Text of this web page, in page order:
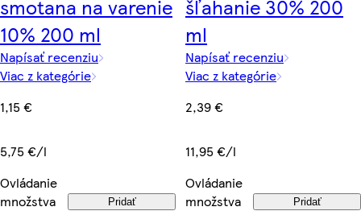
smotana na varenie
10% 200 ml
Napísať recenziu
Viac z kategórie
1,15 €
5,75 €/l
Ovládanie
množstva
Pridať
šľahanie 30% 200
ml
Napísať recenziu
Viac z kategórie
2,39 €
11,95 €/l
Ovládanie
množstva
Pridať